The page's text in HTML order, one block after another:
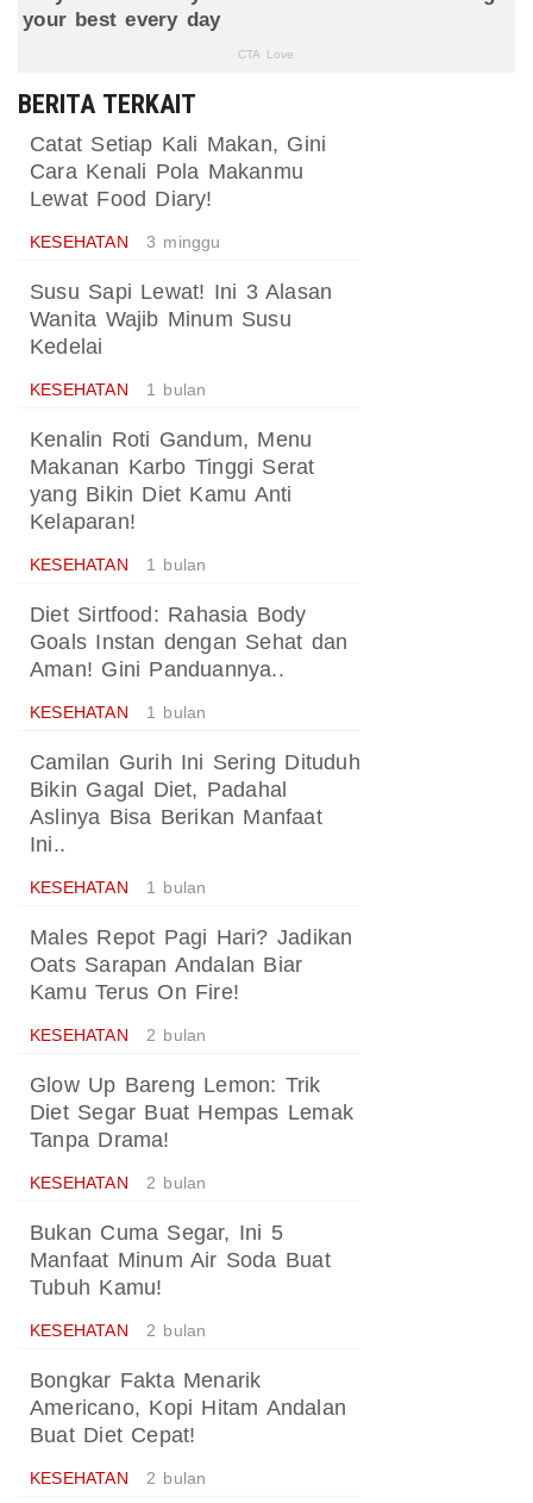
BERITA TERKAIT
Catat Setiap Kali Makan, Gini
Cara Kenali Pola Makanmu
Lewat Food Diary!
KESEHATAN 3 minggu
Susu Sapi Lewat! Ini 3 Alasan
Wanita Wajib Minum Susu
Kedelai
KESEHATAN 1 bulan
Kenalin Roti Gandum, Menu
Makanan Karbo Tinggi Serat
yang Bikin Diet Kamu Anti
Kelaparan!
KESEHATAN 1 bulan
Diet Sirtfood: Rahasia Body
Goals Instan dengan Sehat dan
Aman! Gini Panduannya..
KESEHATAN 1 bulan
Camilan Gurih Ini Sering Dituduh
Bikin Gagal Diet, Padahal
Aslinya Bisa Berikan Manfaat
Ini..
KESEHATAN 1 bulan
Males Repot Pagi Hari? Jadikan
Oats Sarapan Andalan Biar
Kamu Terus On Fire!
KESEHATAN 2 bulan
Glow Up Bareng Lemon: Trik
Diet Segar Buat Hempas Lemak
Tanpa Drama!
KESEHATAN 2 bulan
Bukan Cuma Segar, Ini 5
Manfaat Minum Air Soda Buat
Tubuh Kamu!
KESEHATAN 2 bulan
Bongkar Fakta Menarik
Americano, Kopi Hitam Andalan
Buat Diet Cepat!
KESEHATAN 2 bulan